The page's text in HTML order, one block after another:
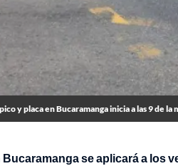
y placa en Bucaramanga inicia a las 9 de
se aplicará a los